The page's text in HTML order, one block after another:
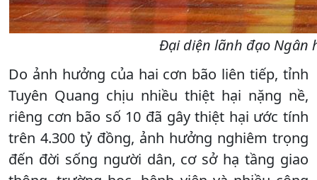
Đại diện lãnh đạo Ngân
Do ảnh hưởng của hai cơn bão liên tiếp, tỉnh
Tuyên Quang chịu nhiều thiệt hại nặng nề,
riêng cơn bão số 10 đã gây thiệt hại ước tính
trên 4.300 tỷ đồng, ảnh hưởng nghiêm trọng
đến đời sống người dân, cơ sở hạ tầng giao